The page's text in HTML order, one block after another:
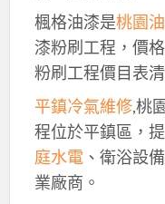
楓格油漆是桃園
漆粉刷工程，價
粉刷工程價目表
平鎮冷氣維修,桃
程位於平鎮區，
庭水電、衛浴設
業廠商。